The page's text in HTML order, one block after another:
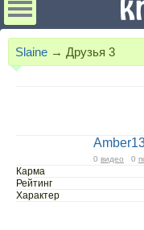
Slaine → Друзья 3
0 видео 0
Карма
Рейтинг
Характер